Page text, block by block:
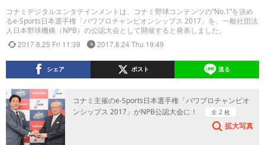
コナミデジタルエンタテインメントは、コナミ野球コンテンツの“No.1”を決め
るe-Sports日本選手権「パワプロチャンピオンシップス 2017」を、一般社団法
人日本野球機構（NPB）の公認大会として開催すると発表しました。
2017.8.25 Fri 11:39 2017.8.24 Thu 19:49
シェア ポスト 送る
コナミ主催のe-Sports日本選手権「パワプロチャンピオ
ンシップス 2017」がNPB公認大会に！
全 2 枚
拡大写真